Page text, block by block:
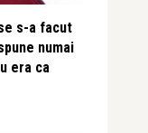
s-a facut
numai
era ca